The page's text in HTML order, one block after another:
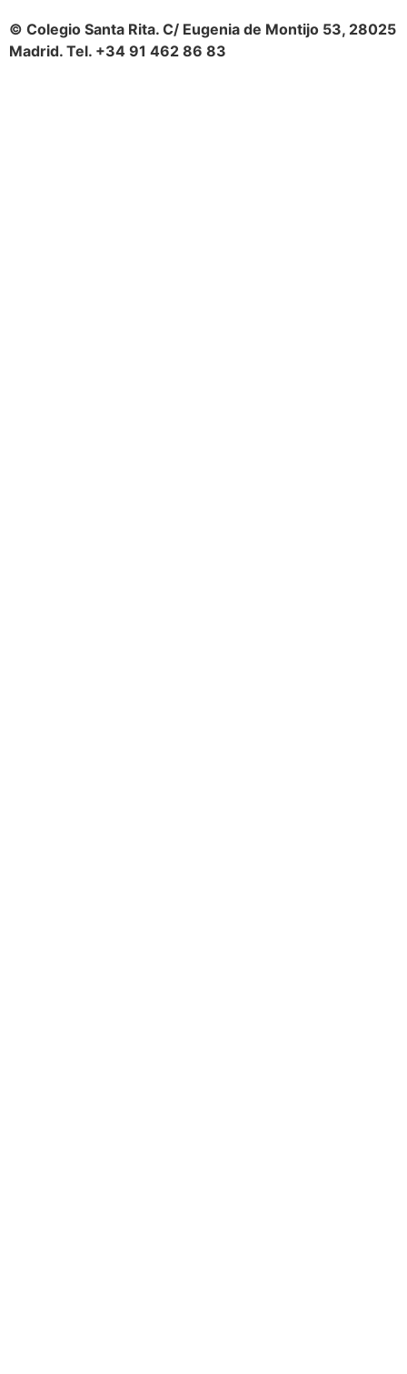
© Colegio Santa Rita. C/ Eugenia de Montijo 53, 28025
Madrid. Tel. +34 91 462 86 83